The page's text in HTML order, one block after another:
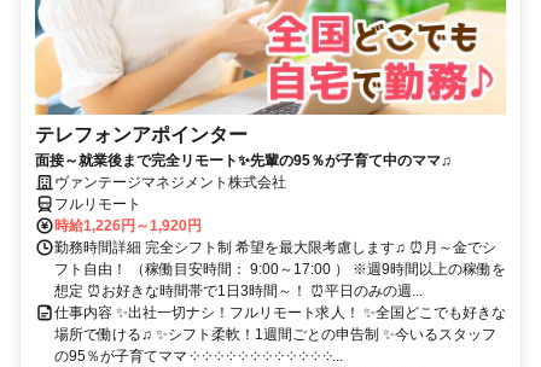
テレフォンアポインター
面接～就業後まで完全リモート✨先輩の95％が子育て中のママ♫
ヴァンテージマネジメント株式会社
フルリモート
時給1,226円～1,920円
勤務時間詳細 完全シフト制 希望を最大限考慮します♫ ⏰月～金でシ
フト自由！ （稼働目安時間： 9:00～17:00 ） ※週9時間以上の稼働を
想定 ⏰お好きな時間帯で1日3時間～！ ⏰平日のみの週...
仕事内容 ✨出社一切ナシ！フルリモート求人！ ✨全国どこでも好きな
場所で働ける♫ ✨シフト柔軟！1週間ごとの申告制 ✨今いるスタッフ
の95％が子育てママ ༶ ༶ ༶ ༶ ༶ ༶ ༶ ༶ ༶ ༶ ༶ ༶...